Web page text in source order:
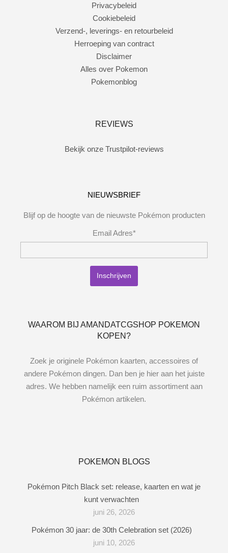
Privacybeleid
Cookiebeleid
Verzend-, leverings- en retourbeleid
Herroeping van contract
Disclaimer
Alles over Pokemon
Pokemonblog
REVIEWS
Bekijk onze Trustpilot-reviews
NIEUWSBRIEF
Blijf op de hoogte van de nieuwste Pokémon producten
Email Adres*
WAAROM BIJ AMANDATCGSHOP POKEMON
KOPEN?
Zoek je originele Pokémon kaarten, accessoires of
andere Pokémon dingen. Dan ben je hier aan het juiste
adres. We hebben namelijk een ruim assortiment aan
Pokémon artikelen.
POKEMON BLOGS
Pokémon Pitch Black set: release, kaarten en wat je
kunt verwachten
juni 26, 2026
Pokémon 30 jaar: de 30th Celebration set (2026)
juni 10, 2026